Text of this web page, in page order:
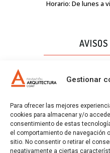
Gestionar
Para ofrecer las mejores
cookies para almacenar y/o
consentimiento de estas
el comportamiento de navegación
sitio. No consentir o retirar el
negativamente a ciertas
Horario: De lunes a
POLÍTICA